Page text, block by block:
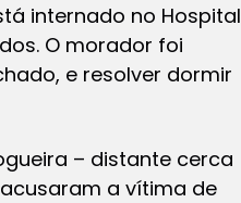
internado no Hospital
O morador foi
e resolver dormir
– distante cerca
a vítima de